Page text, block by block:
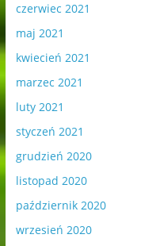
czerwiec 2021
maj 2021
kwiecień 2021
marzec 2021
luty 2021
styczeń 2021
grudzień 2020
listopad 2020
październik 2020
wrzesień 2020